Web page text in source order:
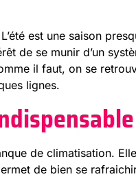
est une saison
de se munir d’un
il faut, on se
lignes.
de climatisation. Elle
de bien se